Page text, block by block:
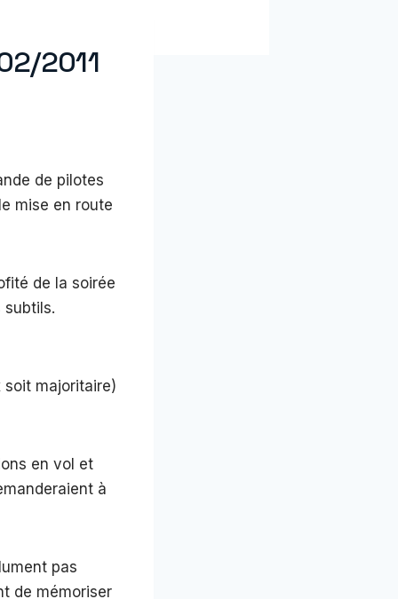
2011
de pilotes
mise en route
de la soirée
subtils.
soit majoritaire)
en vol et
à
pas
de mémoriser